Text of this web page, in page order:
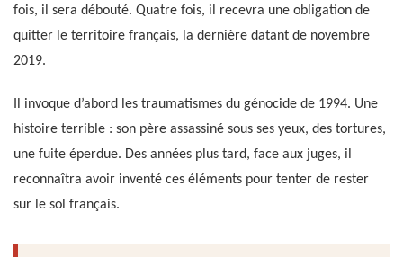
fois, il sera débouté. Quatre fois, il recevra une obligation de
quitter le territoire français, la dernière datant de novembre
2019.
Il invoque d’abord les traumatismes du génocide de 1994. Une
histoire terrible : son père assassiné sous ses yeux, des tortures,
une fuite éperdue. Des années plus tard, face aux juges, il
reconnaîtra avoir inventé ces éléments pour tenter de rester
sur le sol français.